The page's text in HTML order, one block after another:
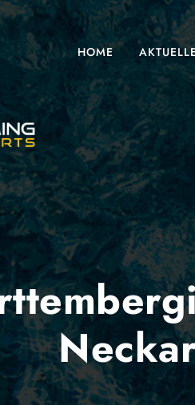
HOME